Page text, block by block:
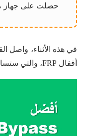
حصلت على
في هذه الأثناء، واصل
أقفال FRP، والتي ستساعدك على فهم هاتفك بشكل أفضل!